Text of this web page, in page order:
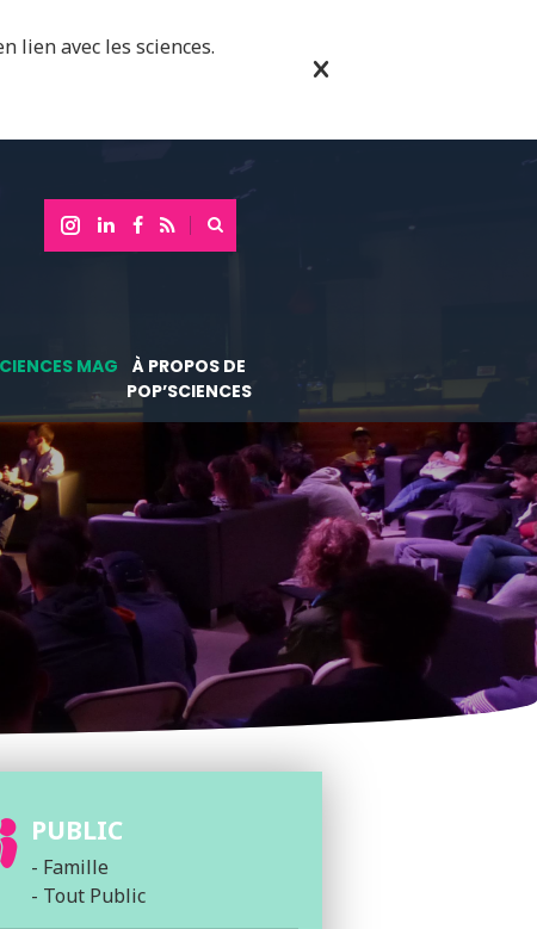
lien avec les sciences.
MAG
À PROPOS DE
POP’SCIENCES
PUBLIC
- Famille
- Tout Public